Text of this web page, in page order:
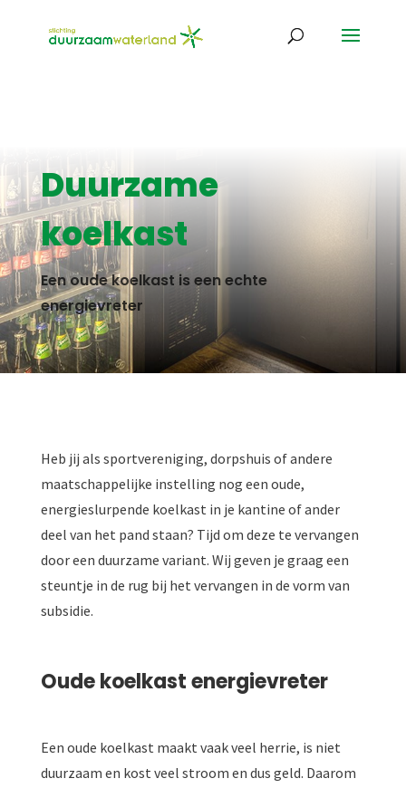
Duurzame
koelkast
Een oude koelkast is een echte
energievreter
Heb jij als sportvereniging, dorpshuis of andere
maatschappelijke instelling nog een oude,
energieslurpende koelkast in je kantine of ander
deel van het pand staan? Tijd om deze te vervangen
door een duurzame variant. Wij geven je graag een
steuntje in de rug bij het vervangen in de vorm van
subsidie.
Oude koelkast energievreter
Een oude koelkast maakt vaak veel herrie, is niet
duurzaam en kost veel stroom en dus geld. Daarom